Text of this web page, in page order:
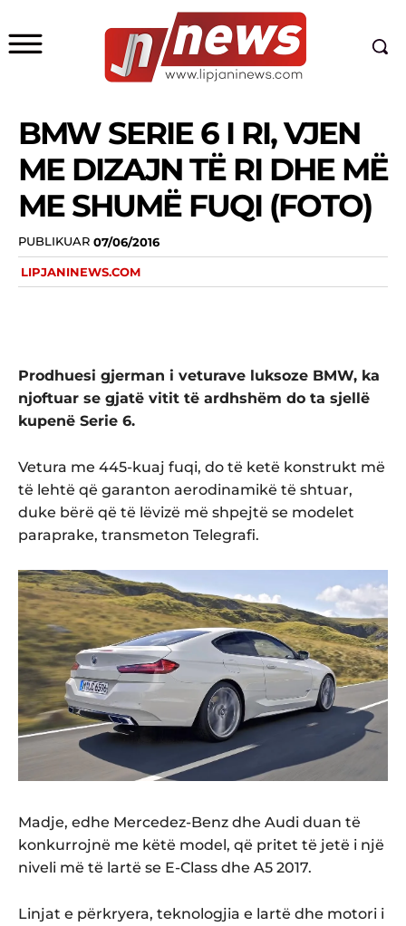
BMW SERIE 6 I RI, VJEN
ME DIZAJN TË RI DHE MË
ME SHUMË FUQI (FOTO)
PUBLIKUAR 07/06/2016
LIPJANINEWS.COM
Prodhuesi gjerman i veturave luksoze BMW, ka
njoftuar se gjatë vitit të ardhshëm do ta sjellë
kupenë Serie 6.
Vetura me 445-kuaj fuqi, do të ketë konstrukt më
të lehtë që garanton aerodinamikë të shtuar,
duke bërë që të lëvizë më shpejtë se modelet
paraprake, transmeton Telegrafi.
Madje, edhe Mercedez-Benz dhe Audi duan të
konkurrojnë me këtë model, që pritet të jetë i një
niveli më të lartë se E-Class dhe A5 2017.
Linjat e përkryera, teknologjia e lartë dhe motori i